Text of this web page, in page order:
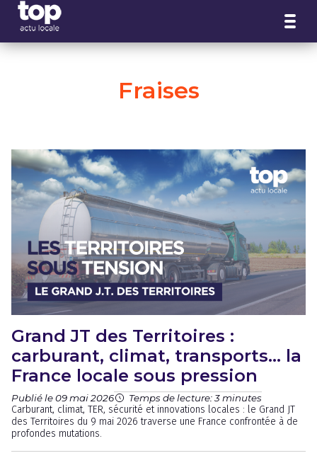
Fraises
Grand JT des Territoires :
carburant, climat, transports… la
France locale sous pression
Publié le 09 mai 2026 Temps de lecture: 3 minutes
Carburant, climat, TER, sécurité et innovations locales : le Grand JT
des Territoires du 9 mai 2026 traverse une France confrontée à de
profondes mutations.
Panneau de gestion des cookies